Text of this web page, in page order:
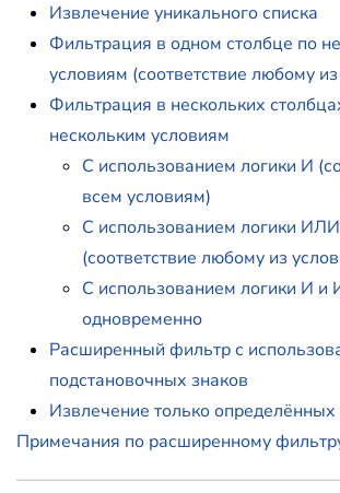
Извлечение уникального списка
Фильтрация в одном столбце по
условиям (соответствие любому
Фильтрация в нескольких
нескольким условиям
С использованием логики И
всем условиям)
С использованием логики ИЛИ
(соответствие любому из
С использованием логики И и
одновременно
Расширенный фильтр с
подстановочных знаков
Извлечение только определённых
Примечания по расширенному